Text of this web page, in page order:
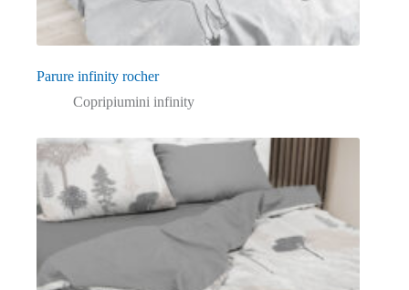
Parure infinity rocher
Copripiumini infinity